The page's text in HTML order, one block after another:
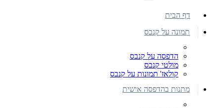
דף הבית
תמונה על קנבס
הדפסה על קנבס
מולטי קנבס
קולאז' תמונות על קנבס
מתנות בהדפסה אישית